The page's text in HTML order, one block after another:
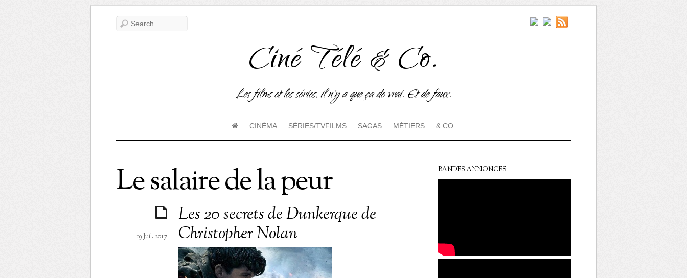
Ciné Télé & Co.
Les films et les séries, il n'y a que ça de vrai. Et de faux.
CINÉMA SÉRIES/TVFILMS SAGAS MÉTIERS & CO.
Le salaire de la peur
Les 20 secrets de Dunkerque de
Christopher Nolan
19 Juil. 2017
BANDES ANNONCES